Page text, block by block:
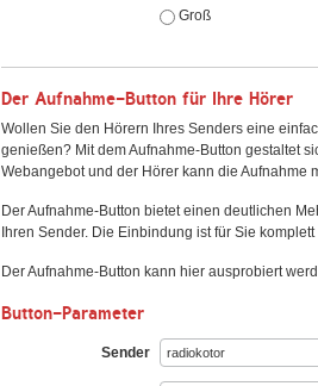
Groß
Der Aufnahme-Button für Ihre Hörer
Wollen Sie den Hörern Ihres Senders eine
genießen? Mit dem Aufnahme-Button gestaltet
Webangebot und der Hörer kann die Aufnahme
Der Aufnahme-Button bietet einen deutlichen
Ihren Sender. Die Einbindung ist für Sie
Der Aufnahme-Button kann hier ausprobiert
Button-Parameter
Sender